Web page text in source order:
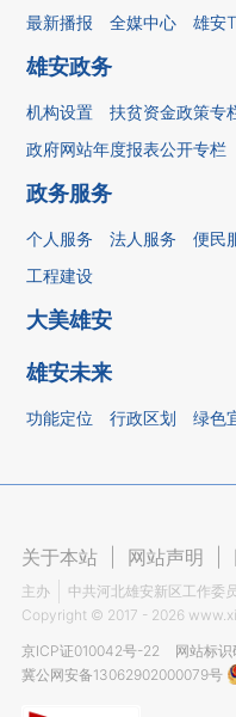
最新播报 全媒中心 雄安
雄安政务
机构设置 扶贫资金政策专
政府网站年度报表公开专栏
政务服务
个人服务 法人服务 便民
工程建设
大美雄安
雄安未来
功能定位 行政区划 绿色
关于本站 网站声明
主办
中共河北雄安新区工作委
Copyright © 2017 - 2026
京ICP证010042号-22
网站标
冀公网安备13062902000079号